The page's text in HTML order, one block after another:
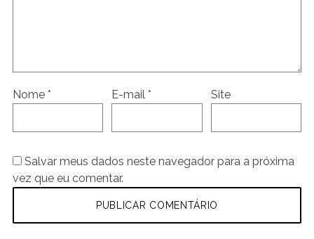
Nome * E-mail* Site
Salvar meus dados neste navegador para a próxima
vez que eu comentar.